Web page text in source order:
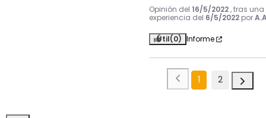
Opinión del 16/5/2022 , tras una
experiencia del 6/5/2022 por
Útil(0) Informe
1 2